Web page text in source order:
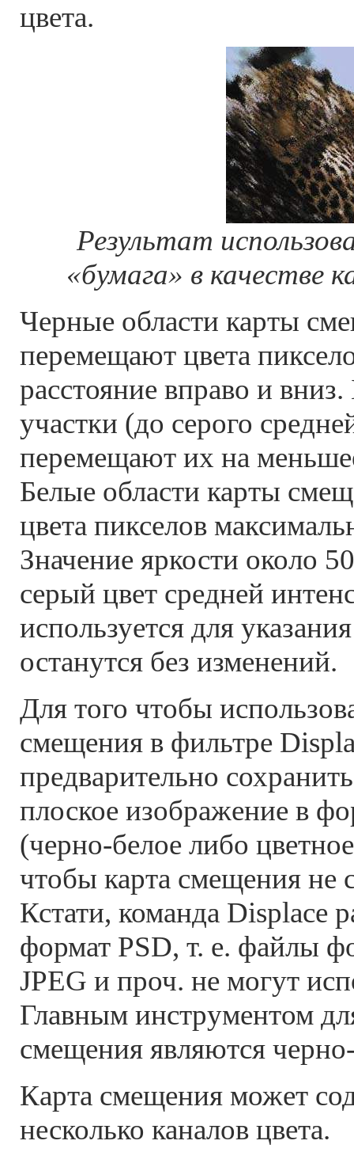
цвета.
Результат
«бумага» в качестве
Черные области карты
перемещают цвета
расстояние вправо и вниз.
участки (до серого
перемещают их на
Белые области карты
цвета пикселов
Значение яркости около
серый цвет средней
используется для
останутся без изменений.
Для того чтобы
смещения в фильтре
предварительно
плоское изображение в
(черно-белое либо
чтобы карта смещения не
Кстати, команда Displace
формат PSD, т. е. файлы
JPEG и проч. не могут
Главным инструментом
смещения являются
Карта смещения может
несколько каналов цвета.